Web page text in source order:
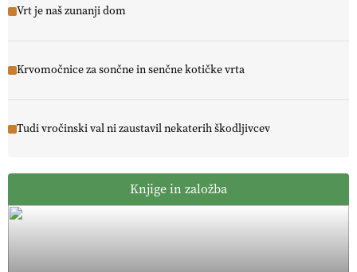
Vrt je naš zunanji dom
Krvomočnice za sončne in senčne kotičke vrta
Tudi vročinski val ni zaustavil nekaterih škodljivcev
Knjige in založba